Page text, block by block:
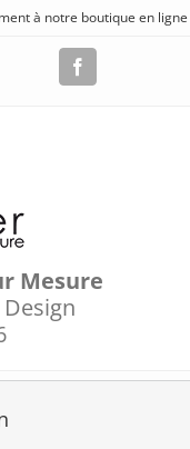
à notre boutique en ligne
Mesure